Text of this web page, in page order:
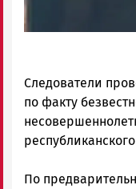
Следователи
по факту
По